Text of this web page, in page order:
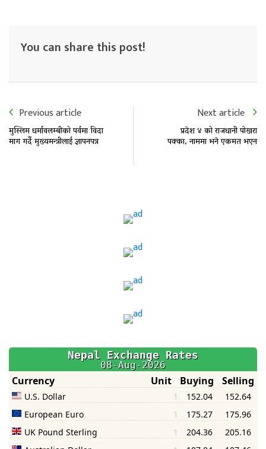
You can share this post!
Previous article
मुस्लिम धर्मावलम्बीको पर्वमा विदा
माग गर्दै मुख्यमन्त्रीलाई ज्ञापनपत्र
Next article
प्रदेश ४ को राजधानी पोखरा
पक्का, नाममा भने एकमत भएन